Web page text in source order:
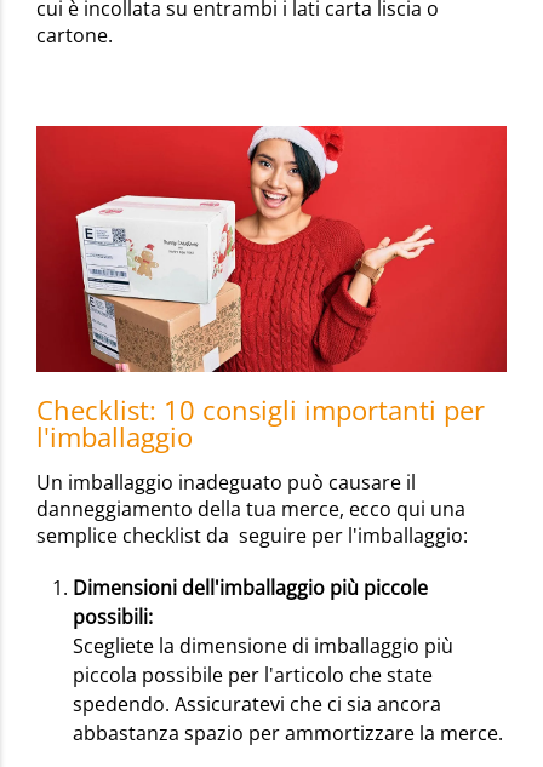
cui è incollata su entrambi i lati carta liscia o
cartone.
Checklist: 10 consigli importanti per
l'imballaggio
Un imballaggio inadeguato può causare il
danneggiamento della tua merce, ecco qui una
semplice checklist da seguire per l'imballaggio:
Dimensioni dell'imballaggio più piccole
possibili:
Scegliete la dimensione di imballaggio più
piccola possibile per l'articolo che state
spedendo. Assicuratevi che ci sia ancora
abbastanza spazio per ammortizzare la merce.